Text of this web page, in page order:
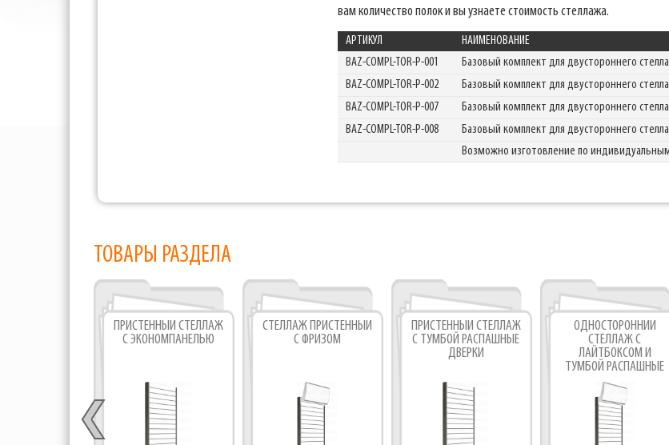
Фабрика торгового оборудования
вам количество полок и вы узнаете стоимость стеллажа.
АРТИКУЛ НАИМЕНОВАНИЕ
BAZ-COMPL-TOR-P-001
Базовый комплект для двустороннего
BAZ-COMPL-TOR-P-002
Базовый комплект для двустороннего
BAZ-COMPL-TOR-P-007
Базовый комплект для двустороннего
BAZ-COMPL-TOR-P-008
Базовый комплект для двустороннего
Возможно изготовление по
ТОВАРЫ РАЗДЕЛА
ПРИСТЕННЫЙ СТЕЛЛАЖ
С ЭКОНОМПАНЕЛЬЮ
СТЕЛЛАЖ ПРИСТЕННЫЙ
С ФРИЗОМ
ПРИСТЕННЫЙ СТЕЛЛАЖ
С ТУМБОЙ РАСПАШНЫЕ
ДВЕРКИ
ОДНОСТОРОННИЙ
СТЕЛЛАЖ С
ЛАЙТБОКСОМ И
ТУМБОЙ РАСПАШНЫЕ
ДВЕРКИ